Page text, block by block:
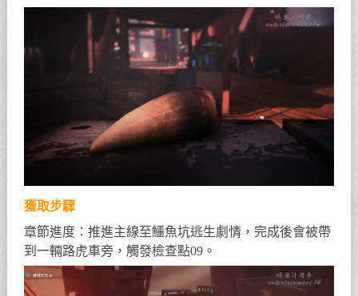
獲取步驟
章節進度：推進主線至鱷魚坑逃生劇情，完成後會被帶
到一輛路虎車旁，觸發檢查點09。